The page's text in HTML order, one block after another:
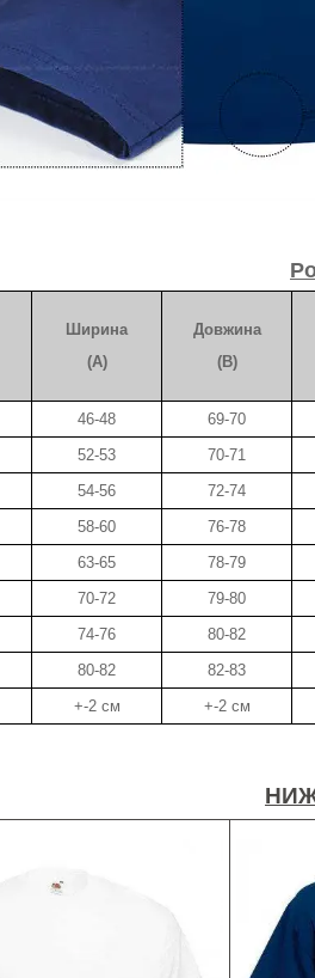
Ширина
(A)
Довжина
(B)
46-48
69-70
52-53
70-71
54-56
72-74
58-60
76-78
63-65
78-79
70-72
79-80
74-76
80-82
80-82
82-83
+-2 см +-2 см